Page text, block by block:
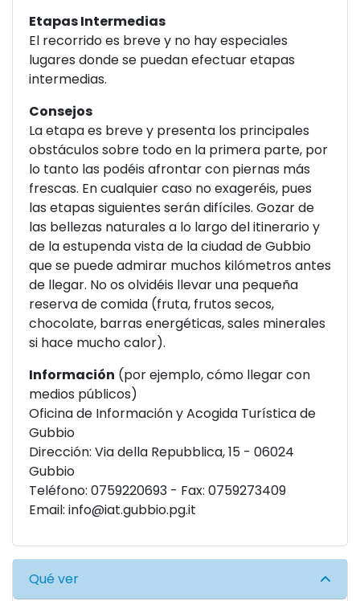
Etapas Intermedias
El recorrido es breve y no hay especiales
lugares donde se puedan efectuar etapas
intermedias.
Consejos
La etapa es breve y presenta los principales
obstáculos sobre todo en la primera parte, por
lo tanto las podéis afrontar con piernas más
frescas. En cualquier caso no exageréis, pues
las etapas siguientes serán difíciles. Gozar de
las bellezas naturales a lo largo del itinerario y
de la estupenda vista de la ciudad de Gubbio
que se puede admirar muchos kilómetros antes
de llegar. No os olvidéis llevar una pequeña
reserva de comida (fruta, frutos secos,
chocolate, barras energéticas, sales minerales
si hace mucho calor).
Información (por ejemplo, cómo llegar con
medios públicos)
Oficina de Información y Acogida Turística de
Gubbio
Dirección: Via della Repubblica, 15 - 06024
Gubbio
Teléfono: 0759220693 - Fax: 0759273409
Email: info@iat.gubbio.pg.it
Qué ver